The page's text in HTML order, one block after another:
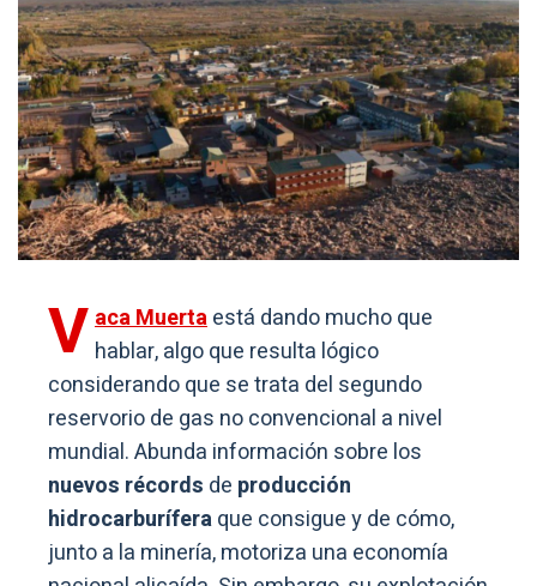
Vaca Muertaestá dando mucho que
hablar, algo que resulta lógico
considerando que se trata del segundo
reservorio de gas no convencional a nivel
mundial. Abunda información sobre los
nuevos récords de producción
hidrocarburíferaque consigue y de cómo,
junto a la minería, motoriza una economía